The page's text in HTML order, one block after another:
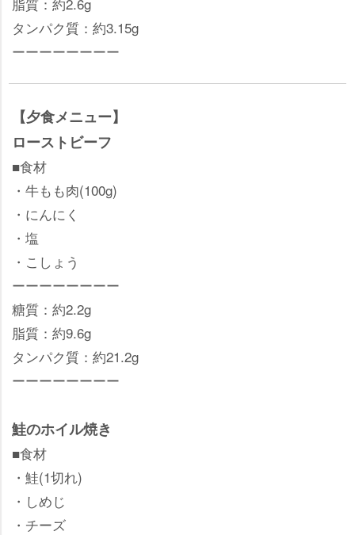
タンパク質：約3.15g
ーーーーーーーー
【夕食メニュー】
ローストビーフ
■食材
・牛もも肉(100g)
・にんにく
・塩
・こしょう
ーーーーーーーー
糖質：約2.2g
脂質：約9.6g
タンパク質：約21.2g
ーーーーーーーー
鮭のホイル焼き
■食材
・鮭(1切れ)
・しめじ
・チーズ